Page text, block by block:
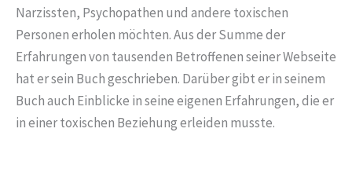
Narzissten, Psychopathen und andere toxischen
Personen erholen möchten. Aus der Summe der
Erfahrungen von tausenden Betroffenen seiner Webseite
hat er sein Buch geschrieben. Darüber gibt er in seinem
Buch auch Einblicke in seine eigenen Erfahrungen, die er
in einer toxischen Beziehung erleiden musste.